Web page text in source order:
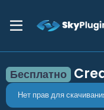
Бесплатно
Нет прав для